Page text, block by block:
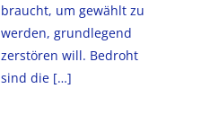
braucht, um gewählt zu
werden, grundlegend
zerstören will. Bedroht
sind die[…]